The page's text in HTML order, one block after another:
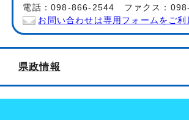
電話：098-866-2544 ファクス：
お問い合わせは専用フォームをご利
県政情報